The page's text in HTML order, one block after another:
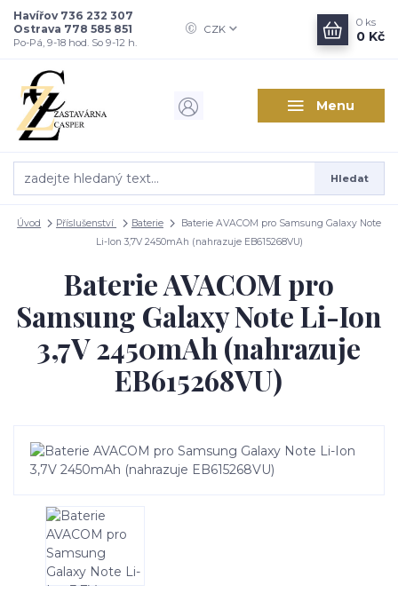
Menu
CZK
Hledat
Havířov 736 232 307
Ostrava 778 585 851
Po-Pá, 9-18 hod. So 9-12 h.
0 ks
0 Kč
Úvod Příslušenství Baterie
Baterie AVACOM pro Samsung Galaxy Note
Li-Ion 3,7V 2450mAh (nahrazuje EB615268VU)
Baterie AVACOM pro
Samsung Galaxy Note Li-Ion
3,7V 2450mAh (nahrazuje
EB615268VU)